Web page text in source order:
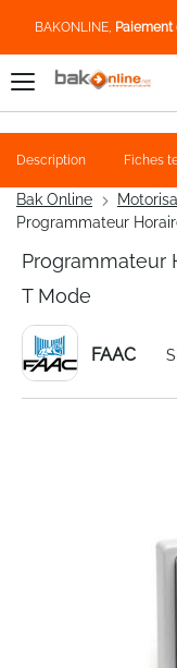
BAKONLINE, Paiement
Bak Online
Programmateur
Programmateur
T Mode
FAAC
Description Fiches